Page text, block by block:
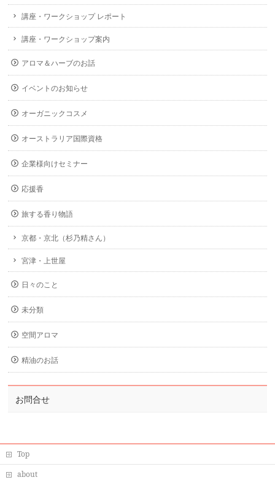
講座・ワークショップ レポート
講座・ワークショップ案内
アロマ＆ハーブのお話
イベントのお知らせ
オーガニックコスメ
オーストラリア国際資格
企業様向けセミナー
応援香
旅する香り物語
京都・京北（杉乃精さん）
宮津・上世屋
日々のこと
未分類
空間アロマ
精油のお話
お問合せ
Top
about